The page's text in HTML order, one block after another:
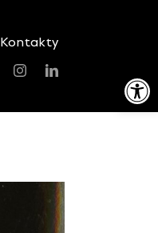
Open toolbar
Kontakty